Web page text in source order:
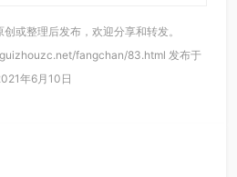
创或整理后发布，欢迎分享和转发。
fangchan/83.html 发布于
年6月10日